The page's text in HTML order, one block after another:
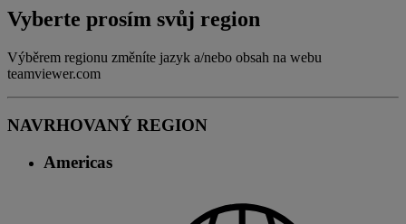
Vyberte prosím svůj region
Výběrem regionu změníte jazyk a/nebo obsah na webu
teamviewer.com
NAVRHOVANÝ REGION
Americas